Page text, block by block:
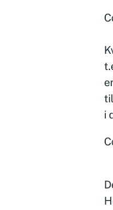
i